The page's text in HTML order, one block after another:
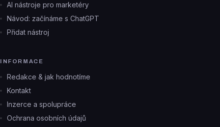
AI nástroje pro marketéry
Návod: začínáme s ChatGPT
Přidat nástroj
INFORMACE
Redakce & jak hodnotíme
Kontakt
Inzerce a spolupráce
Ochrana osobních údajů